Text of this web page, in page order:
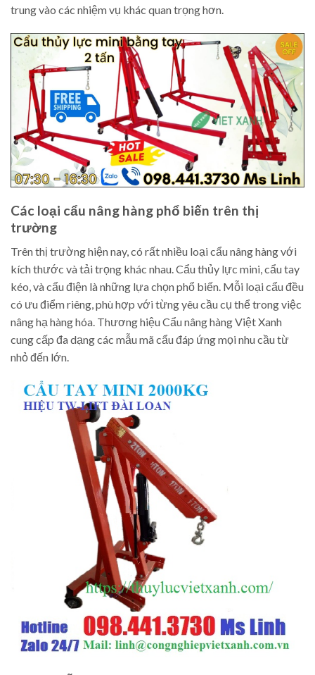
trung vào các nhiệm vụ khác quan trọng hơn.
Các loại cẩu nâng hàng phổ biến trên thị
trường
Trên thị trường hiện nay, có rất nhiều loại cẩu nâng hàng với
kích thước và tải trọng khác nhau. Cẩu thủy lực mini, cẩu tay
kéo, và cẩu điện là những lựa chọn phổ biến. Mỗi loại cẩu đều
có ưu điểm riêng, phù hợp với từng yêu cầu cụ thể trong việc
nâng hạ hàng hóa. Thương hiệu Cẩu nâng hàng Việt Xanh
cung cấp đa dạng các mẫu mã cẩu đáp ứng mọi nhu cầu từ
nhỏ đến lớn.